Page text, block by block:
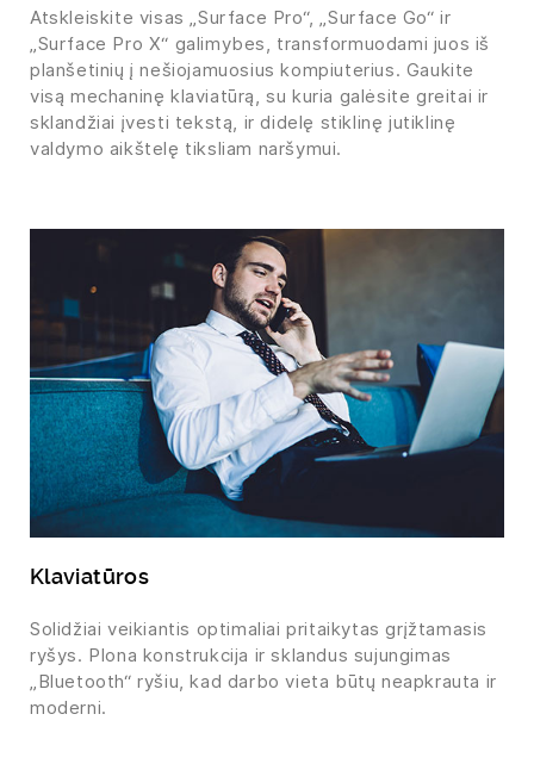
Atskleiskite visas „Surface Pro“, „Surface Go“ ir
„Surface Pro X“ galimybes, transformuodami juos iš
planšetinių į nešiojamuosius kompiuterius. Gaukite
visą mechaninę klaviatūrą, su kuria galėsite greitai ir
sklandžiai įvesti tekstą, ir didelę stiklinę jutiklinę
valdymo aikštelę tiksliam naršymui.
Klaviatūros
Solidžiai veikiantis optimaliai pritaikytas grįžtamasis
ryšys. Plona konstrukcija ir sklandus sujungimas
„Bluetooth“ ryšiu, kad darbo vieta būtų neapkrauta ir
moderni.